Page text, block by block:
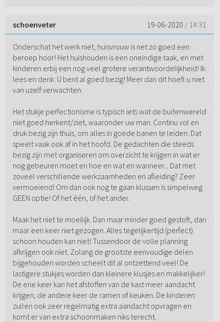
schoenveter 19-06-2020 / 14:31
Onderschat het werk niet, huisvrouw is net zo goed een
beroep hoor! Het huishouden is een oneindige taak, en met
kinderen erbij een nog veel grotere verantwoordelijkheid! Ik
lees en denk: U bent al goed bezig! Meer dan dit hoeft u niet
van uzelf verwachten.
Het stukje perfectionisme is typisch iets wat de buitenwereld
niet goed herkent/ziet, waaronder uw man. Continu vol en
druk bezig zijn thuis, om alles in goede banen te leiden. Dat
speelt vaak ook af in het hoofd. De gedachten die steeds
bezig zijn met organiseren om overzicht te krijgen in wat er
nog gebeuren moet en hoe en wat en wanneer... Dat met
zoveel verschillende werkzaamheden en afleiding? Zeer
vermoeiend! Om dan ook nog te gaan klussen is simpelweg
GEEN optie! Of het één, of het ander.
Maak het niet te moeilijk. Dan maar minder goed gestoft, dan
maar een keer niet gezogen. Alles tegelijkertijd (perfect)
schoon houden kan niet! Tussendoor de volle planning
afkrijgen ook niet. Zolang de grootste eenvoudige delen
bijgehouden worden scheelt dit al ontzettend veel! De
lastigere stukjes worden dan kleinere klusjes en makkelijker!
De ene keer kan het afstoffen van de kast meer aandacht
krijgen, de andere keer de ramen of keuken. De kinderen
zullen ook zeer regelmatig extra aandacht opvragen en
komt er van extra schoonmaken niks terecht.